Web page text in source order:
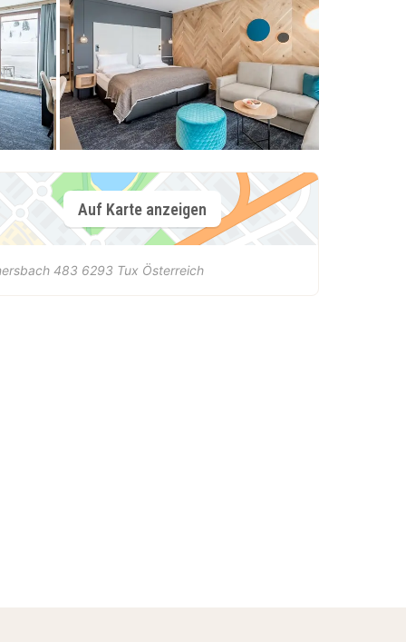
Auf Karte anzeigen
483 6293 Tux Österreich